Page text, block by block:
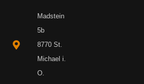
Madstein
5b
8770 St.
Michael i.
O.